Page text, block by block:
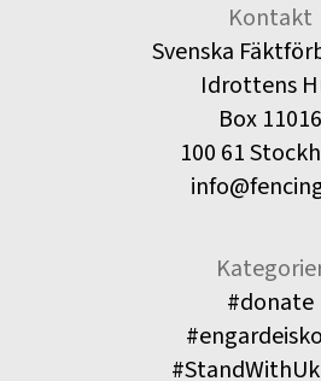
Kontakt
Svenska
Idrottens
Box 11016
100 61
#donate